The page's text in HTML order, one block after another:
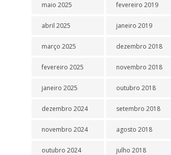
maio 2025
abril 2025
março 2025
fevereiro 2025
janeiro 2025
dezembro 2024
novembro 2024
outubro 2024
fevereiro 2019
janeiro 2019
dezembro 2018
novembro 2018
outubro 2018
setembro 2018
agosto 2018
julho 2018